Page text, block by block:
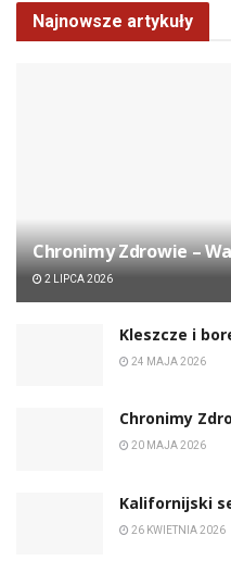
Najnowsze artykuły
Chronimy Zdrowie ­–
2 LIPCA 2026
Kleszcze i
24 MAJA 2026
Chronimy
20 MAJA 2026
Kalifornijski
26 KWIETNIA 2026